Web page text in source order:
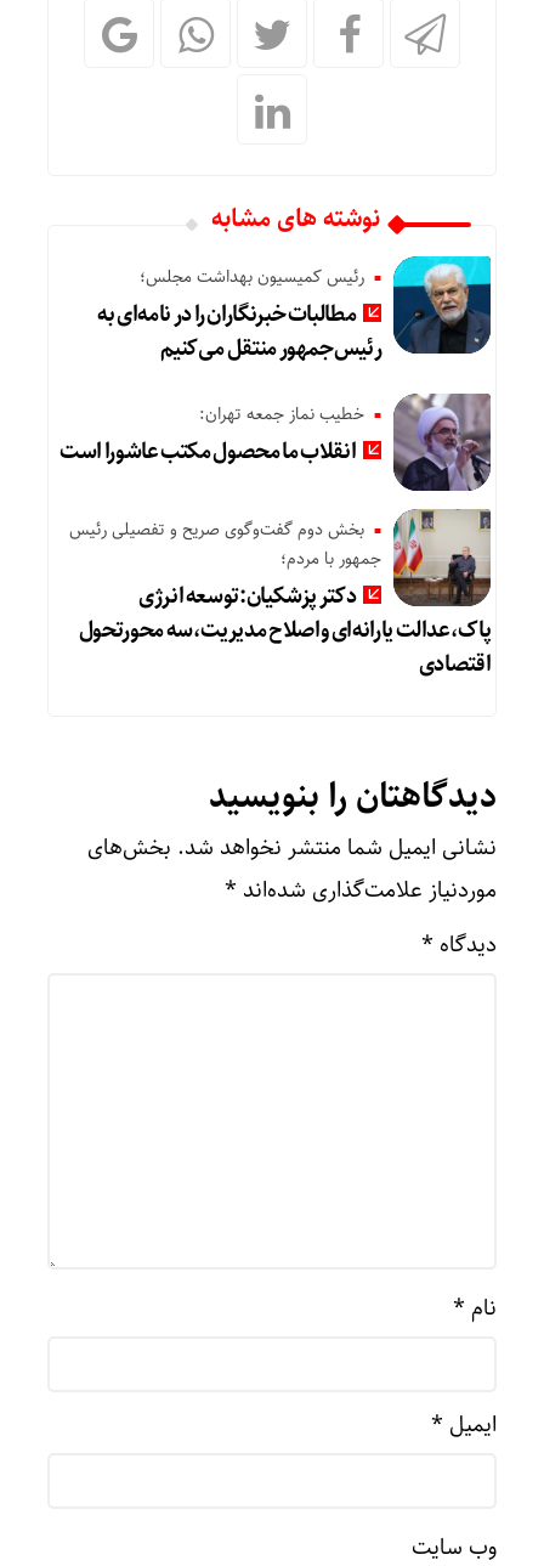
نوشته های مشابه
رئیس کمیسیون بهداشت مجلس؛
مطالبات خبرنگاران را در نامه‌ای به
رئیس‌جمهور منتقل می‌کنیم
خطیب نماز جمعه تهران:
انقلاب ما محصول مکتب عاشورا است
بخش دوم گفت‌وگوی صریح و تفصیلی رئیس
جمهور با مردم؛
دکتر پزشکیان:توسعه انرژی
پاک،عدالت یارانه‌ای واصلاح مدیریت،سه محورتحول
اقتصادی
دیدگاهتان را بنویسید
نشانی ایمیل شما منتشر نخواهد شد. بخش‌های
موردنیاز علامت‌گذاری شده‌اند *
دیدگاه *
نام *
ایمیل *
وب‌ سایت